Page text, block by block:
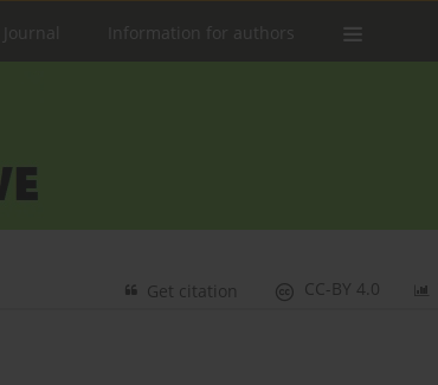
Information for authors
CC-BY 4.0
Get citation